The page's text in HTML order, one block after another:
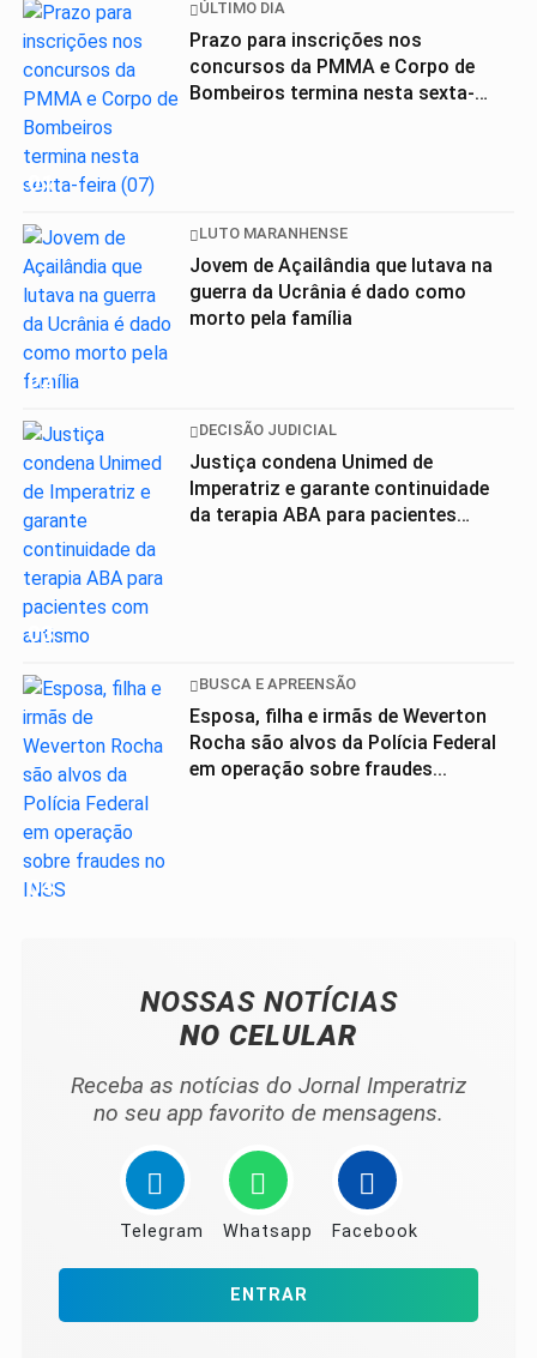
01
ÚLTIMO DIA
Prazo para inscrições nos
concursos da PMMA e Corpo de
Bombeiros termina nesta sexta-
02
LUTO MARANHENSE
Jovem de Açailândia que lutava na
guerra da Ucrânia é dado como
morto pela família
03
DECISÃO JUDICIAL
Justiça condena Unimed de
Imperatriz e garante continuidade
da terapia ABA para pacientes
04
BUSCA E APREENSÃO
Esposa, filha e irmãs de Weverton
Rocha são alvos da Polícia Federal
em operação sobre fraudes...
NOSSAS NOTÍCIAS
NO CELULAR
Receba as notícias do Jornal Imperatriz
no seu app favorito de mensagens.
Telegram Whatsapp Facebook
ENTRAR